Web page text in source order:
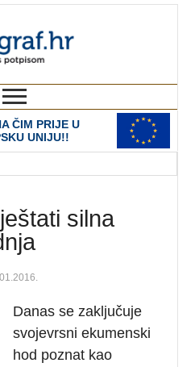
ČIM PRIJE U
UNIJU!!
silna
Danas se zaključuje
svojevrsni ekumenski
hod poznat kao